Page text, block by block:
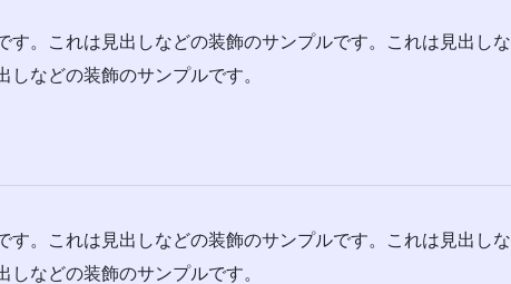
す。これは見出しなどの装飾のサンプルです。これは見出しな
などの装飾のサンプルです。
す。これは見出しなどの装飾のサンプルです。これは見出しな
などの装飾のサンプルです。